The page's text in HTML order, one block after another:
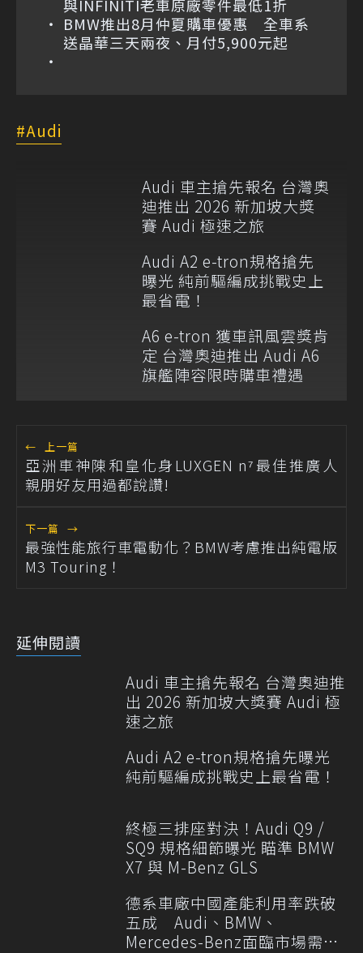
與INFINITI老車原廠零件最低1折
BMW推出8月仲夏購車優惠 全車系
送晶華三天兩夜、月付5,900元起
Audi
Audi 車主搶先報名 台灣奧
迪推出 2026 新加坡大獎
賽 Audi 極速之旅
Audi A2 e-tron規格搶先
曝光 純前驅編成挑戰史上
最省電！
A6 e-tron 獲車訊風雲獎肯
定 台灣奧迪推出 Audi A6
旗艦陣容限時購車禮遇
← 上一篇
亞洲車神陳和皇化身LUXGEN n⁷最佳推廣人
親朋好友用過都說讚!
下一篇 →
最強性能旅行車電動化？BMW考慮推出純電版
M3 Touring！
延伸閱讀
Audi 車主搶先報名 台灣奧迪推
出 2026 新加坡大獎賽 Audi 極
速之旅
Audi A2 e-tron規格搶先曝光
純前驅編成挑戰史上最省電！
終極三排座對決！Audi Q9 /
SQ9 規格細節曝光 瞄準 BMW
X7 與 M-Benz GLS
德系車廠中國產能利用率跌破
五成 Audi、BMW、
Mercedes-Benz面臨市場需求